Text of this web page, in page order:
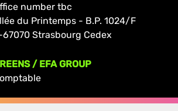
number tbc
du Printemps - B.P. 1024/F
67070 Strasbourg Cedex
/ EFA GROUP